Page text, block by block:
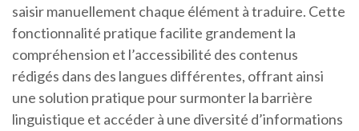
saisir manuellement chaque élément à traduire. Cette
fonctionnalité pratique facilite grandement la
compréhension et l’accessibilité des contenus
rédigés dans des langues différentes, offrant ainsi
une solution pratique pour surmonter la barrière
linguistique et accéder à une diversité d’informations